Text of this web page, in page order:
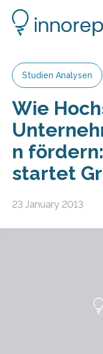
Studien Analysen
Wie
n
startet
23 January 2013